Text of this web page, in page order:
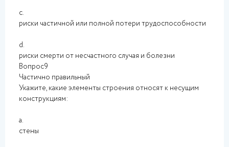
c.
риски частичной или полной потери трудоспособности
d.
риски смерти от несчастного случая и болезни
Вопрос9
Частично правильный
Укажите, какие элементы строения относят к несущим
конструкциям:
a.
стены